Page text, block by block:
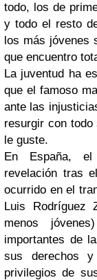
todo, los de
y todo el resto
los más jóvenes
que encuentro
La juventud ha
que el famoso
ante las
resurgir con todo
le guste.
En España, el
revelación tras
ocurrido en el
Luis Rodríguez
menos
importantes de
sus derechos
privilegios de